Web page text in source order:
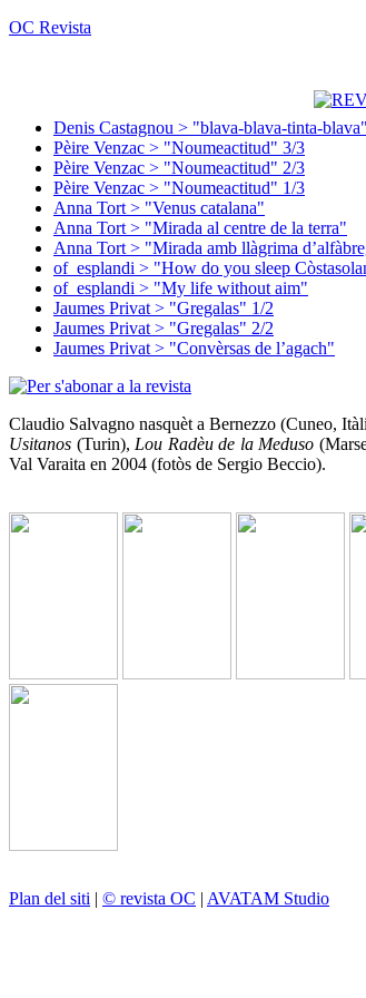
OC Revista
Denis Castagnou > "blava-blava-tinta-blava"
Pèire Venzac > "Noumeactitud" 3/3
Pèire Venzac > "Noumeactitud" 2/3
Pèire Venzac > "Noumeactitud" 1/3
Anna Tort > "Venus catalana"
Anna Tort > "Mirada al centre de la terra"
Anna Tort > "Mirada amb llàgrima
of_esplandi > "How do you sleep
of_esplandi > "My life without aim"
Jaumes Privat > "Gregalas" 1/2
Jaumes Privat > "Gregalas" 2/2
Jaumes Privat > "Convèrsas de l’agach"
Claudio Salvagno nasquèt a Bernezzo (Cuneo,
Usitanos (Turin), Lou Radèu de la Meduso
Val Varaita en 2004 (fotòs de Sergio Beccio).
Plan del siti | © revista OC | AVATAM Studio